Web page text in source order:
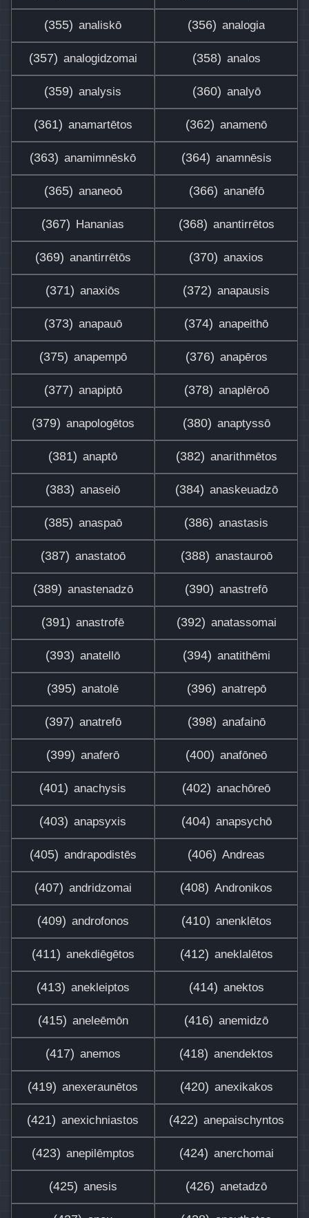
(355) analiskō (356) analogia
(357) analogidzomai (358) analos
(359) analysis (360) analyō
(361) anamartētos (362) anamenō
(363) anamimnēskō (364) anamnēsis
(365) ananeoō (366) ananēfō
(367) Hananias (368) anantirrētos
(369) anantirrētōs (370) anaxios
(371) anaxiōs (372) anapausis
(373) anapauō (374) anapeithō
(375) anapempō (376) anapēros
(377) anapiptō (378) anaplēroō
(379) anapologētos (380) anaptyssō
(381) anaptō (382) anarithmētos
(383) anaseiō (384) anaskeuadzō
(385) anaspaō (386) anastasis
(387) anastatoō (388) anastauroō
(389) anastenadzō (390) anastrefō
(391) anastrofē (392) anatassomai
(393) anatellō (394) anatithēmi
(395) anatolē (396) anatrepō
(397) anatrefō (398) anafainō
(399) anaferō (400) anafōneō
(401) anachysis (402) anachōreō
(403) anapsyxis (404) anapsychō
(405) andrapodistēs (406) Andreas
(407) andridzomai (408) Andronikos
(409) androfonos (410) anenklētos
(411) anekdiēgētos (412) aneklalētos
(413) anekleiptos (414) anektos
(415) aneleēmōn (416) anemidzō
(417) anemos (418) anendektos
(419) anexeraunētos (420) anexikakos
(421) anexichniastos (422) anepaischyntos
(423) anepilēmptos (424) anerchomai
(425) anesis (426) anetadzō